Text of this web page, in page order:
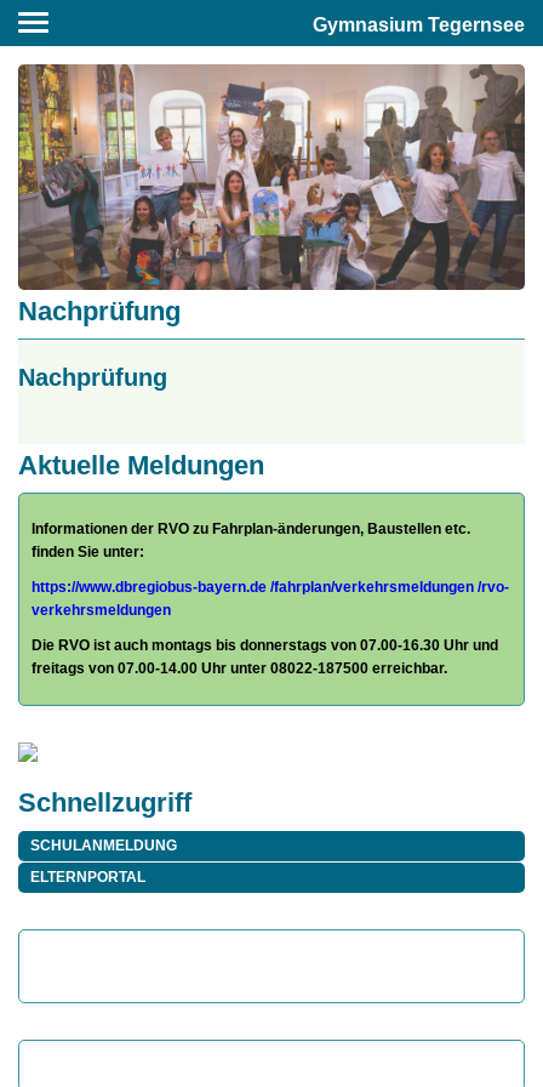
Aktuelle Meldungen
Informationen der RVO zu Fahrplan-änderungen, Baustellen etc.
finden Sie unter:
https://www.dbregiobus-bayern.de /fahrplan/verkehrsmeldungen /rvo-
verkehrsmeldungen
Die RVO ist auch montags bis donnerstags von 07.00-16.30 Uhr und
freitags von 07.00-14.00 Uhr unter 08022-187500 erreichbar.
Schnellzugriff
SCHULANMELDUNG
ELTERNPORTAL
Nachprüfung
Nachprüfung
Gymnasium Tegernsee